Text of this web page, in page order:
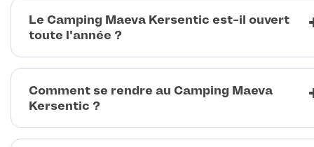
Le Camping Maeva Kersentic est-il ouvert
toute l'année ?
Comment se rendre au Camping Maeva
Kersentic ?